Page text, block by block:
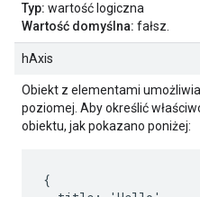
Typ: wartość logiczna
Wartość domyślna: fałsz.
hAxis
Obiekt z elementami
poziomej. Aby określić
obiektu, jak pokazano poniżej:
{